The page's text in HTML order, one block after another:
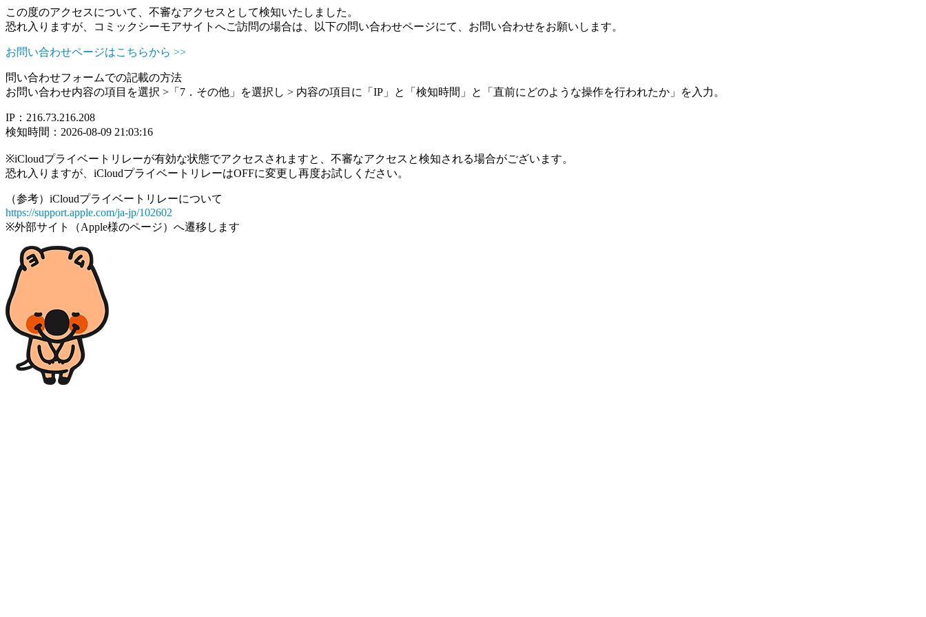
この度のアクセスについて、不審なアクセスとして検知いたしました。
恐れ入りますが、コミックシーモアサイトへご訪問の場合は、以下の問い合わせページにて、お問い合わせをお願いします。
お問い合わせページはこちらから >>
問い合わせフォームでの記載の方法
お問い合わせ内容の項目を選択 >「7．その他」を選択し > 内容の項目に「IP」と「検知時間」と「直前にどのような操作を行われたか」を入力。
IP：216.73.216.208
検知時間：2026-08-09 21:03:16
※iCloudプライベートリレーが有効な状態でアクセスされますと、不審なアクセスと検知される場合がございます。
恐れ入りますが、iCloudプライベートリレーはOFFに変更し再度お試しください。
（参考）iCloudプライベートリレーについて
https://support.apple.com/ja-jp/102602
※外部サイト（Apple様のページ）へ遷移します